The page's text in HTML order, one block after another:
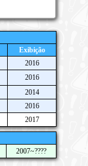
Exibição
2016
2016
2014
2016
2017
2007~????